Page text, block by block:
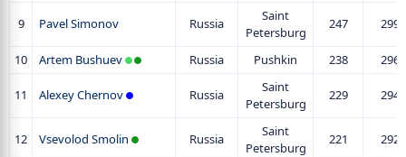
9 Pavel Simonov Russia
Saint
Petersburg
247 299
10 Artem Bushuev Russia Pushkin 238 296
11 Alexey Chernov Russia
Saint
Petersburg
229 294
12 Vsevolod Smolin Russia
Saint
Petersburg
221 292